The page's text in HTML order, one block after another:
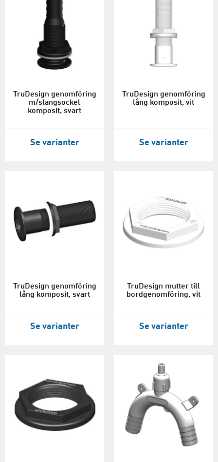
TruDesign genomföring
m/slangsockel
komposit, svart
Se varianter
TruDesign genomföring
lång komposit, vit
Se varianter
TruDesign genomföring
lång komposit, svart
Se varianter
TruDesign mutter till
bordgenomföring, vit
Se varianter